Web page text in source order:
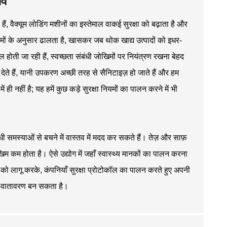
वैक्यूम लोडिंग मशीनों का इस्तेमाल वाकई सुरक्षा को बढ़ाता है और
के अनुसार ढालता है, खासकर जब थोक खाद्य उत्पादों को इधर-
जा रही हैं, स्वच्छता संबंधी जोखिमों पर नियंत्रण रखना बेहद
हैं, यानी उपकरण अच्छी तरह से सैनिटाइज़ हो जाते हैं और हम
ही नहीं है; यह हमें कुछ कड़े सुरक्षा नियमों का पालन करने में भी
समस्याओं से बचने में वास्तव में मदद कर सकते हैं। तेज़ और साफ़
होता है। ऐसे उद्योग में जहाँ स्वास्थ्य मानकों का पालन करना
लागू करके, कंपनियाँ सुरक्षा प्रोटोकॉल का पालन करते हुए अपनी
बन सकता है।